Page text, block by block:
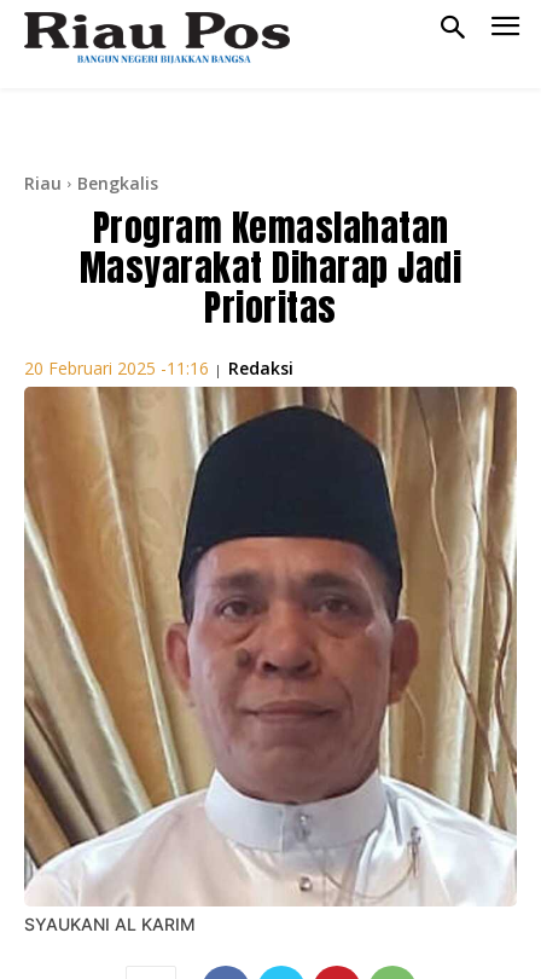
Riau Bengkalis
Program Kemaslahatan
Masyarakat Diharap Jadi
Prioritas
20 Februari 2025 -11:16 | Redaksi
SYAUKANI AL KARIM